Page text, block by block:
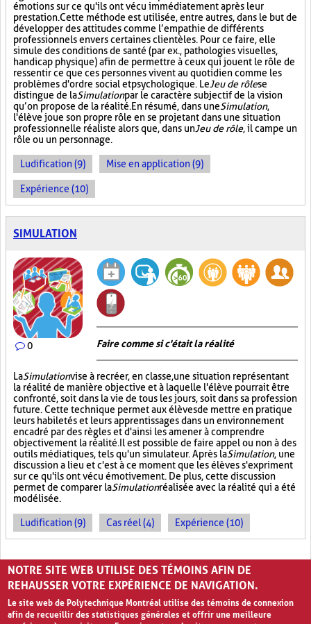
émotions sur ce qu'ils ont vécu immédiatement après leur
prestation. Cette méthode est utilisée, entre autres, dans le but de
développer des attitudes comme l’empathie de différents
professionnels envers certaines clientèles. Pour ce faire, elle
simule des conditions de santé (par ex., pathologies visuelles,
handicap physique) afin de permettre à ceux qui jouent le rôle de
ressentir ce que ces personnes vivent au quotidien comme les
problèmes d'ordre social et psychologique. LeJeu de rôlese
distingue de laSimulationpar le caractère subjectif de la vision
qu’on propose de la réalité. En résumé, dans uneSimulation,
l'élève joue son propre rôle en se projetant dans une situation
professionnelle réaliste alors que, dans unJeu de rôle, il campe un
rôle ou un personnage.
Ludification (9) Mise en application (9)
Expérience (10)
SIMULATION
0 Faire comme si c'était la réalité
LaSimulationvise à recréer, en classe, une situation représentant
la réalité de manière objective et à laquelle l'élève pourrait être
confronté, soit dans la vie de tous les jours, soit dans sa profession
future. Cette technique permet aux élèves de mettre en pratique
leurs habiletés et leurs apprentissages dans un environnement
encadré par des règles et d'ainsi les amener à comprendre
objectivement la réalité. Il est possible de faire appel ou non à des
outils médiatiques, tels qu'un simulateur. Après laSimulation, une
discussion a lieu et c'est à ce moment que les élèves s'expriment
sur ce qu'ils ont vécu émotivement. De plus, cette discussion
permet de comparer laSimulationréalisée avec la réalité qui a été
modélisée.
Ludification (9) Cas réel (4) Expérience (10)
PAGES
1 2 3 › »
NOTRE SITE WEB UTILISE DES TÉMOINS AFIN DE
REHAUSSER VOTRE EXPÉRIENCE DE NAVIGATION.
Le site web de Polytechnique Montréal utilise des témoins de connexion
afin de recueillir des statistiques générales et offrir une meilleure